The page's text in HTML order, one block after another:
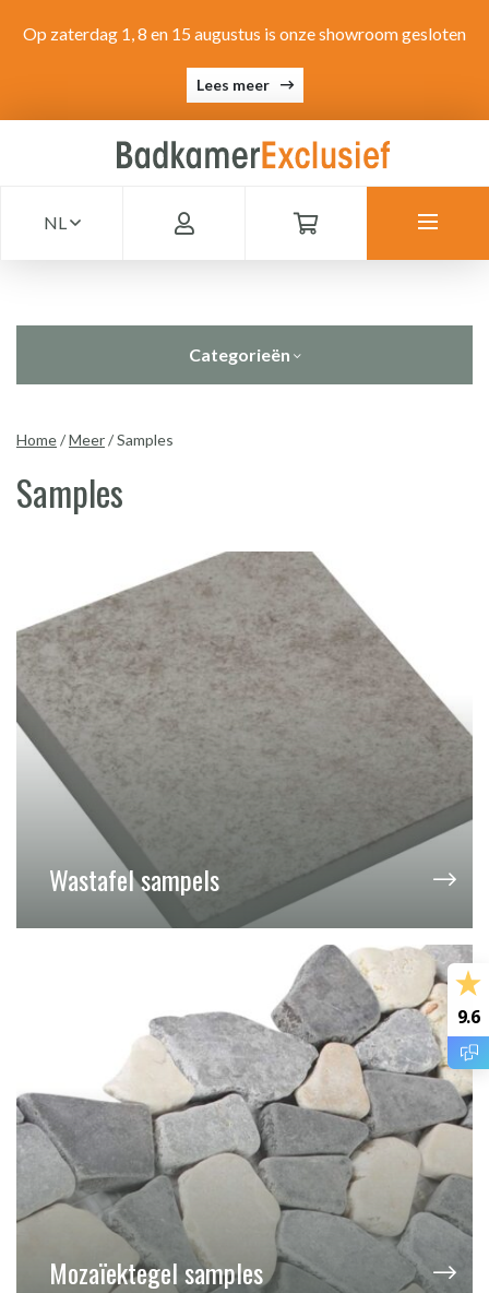
Op zaterdag 1, 8 en 15 augustus is onze showroom gesloten
Lees meer
NL
Categorieën
Home/Meer/Samples
Samples
Wastafel sampels
Mozaïektegel samples
9.6